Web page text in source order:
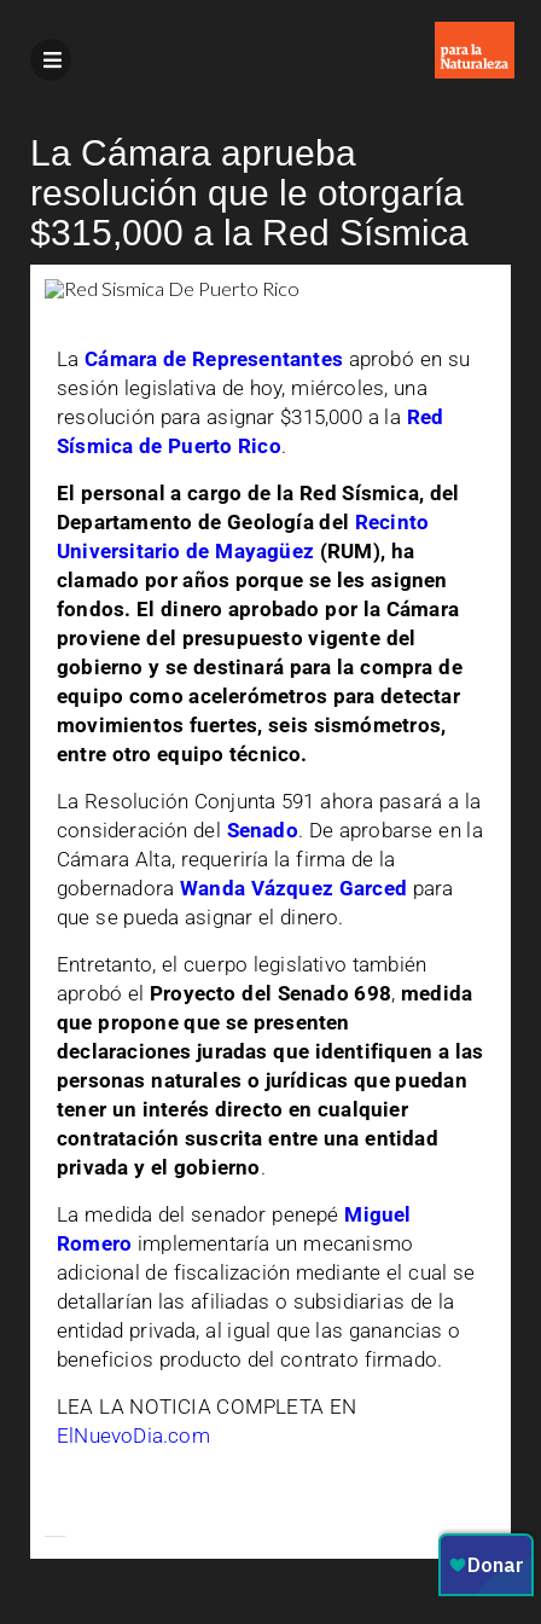
La Cámara aprueba
resolución que le otorgaría
$315,000 a la Red Sísmica
LaCámara de Representantes aprobó en su
sesión legislativa de hoy, miércoles, una
resolución para asignar $315,000 a la Red
Sísmica de Puerto Rico.
El personal a cargo de la Red Sísmica, del
Departamento de Geología del Recinto
Universitario de Mayagüez (RUM), ha
clamado por años porque se les asignen
fondos. El dinero aprobado por la Cámara
proviene del presupuesto vigente del
gobierno y se destinará para la compra de
equipo como acelerómetros para detectar
movimientos fuertes, seis sismómetros,
entre otro equipo técnico.
La Resolución Conjunta 591 ahora pasará a la
consideración del Senado. De aprobarse en la
Cámara Alta, requeriría la firma de la
gobernadora Wanda Vázquez Garced para
que se pueda asignar el dinero.
Entretanto, el cuerpo legislativo también
aprobó el Proyecto del Senado 698, medida
que propone que se presenten
declaraciones juradas que identifiquen a las
personas naturales o jurídicas que puedan
tener un interés directo en cualquier
contratación suscrita entre una entidad
privada y el gobierno.
La medida del senador penepé Miguel
Romero implementaría un mecanismo
adicional de fiscalización mediante el cual se
detallarían las afiliadas o subsidiarias de la
entidad privada, al igual que las ganancias o
beneficios producto del contrato firmado.
LEA LA NOTICIA COMPLETA EN
ElNuevoDia.com